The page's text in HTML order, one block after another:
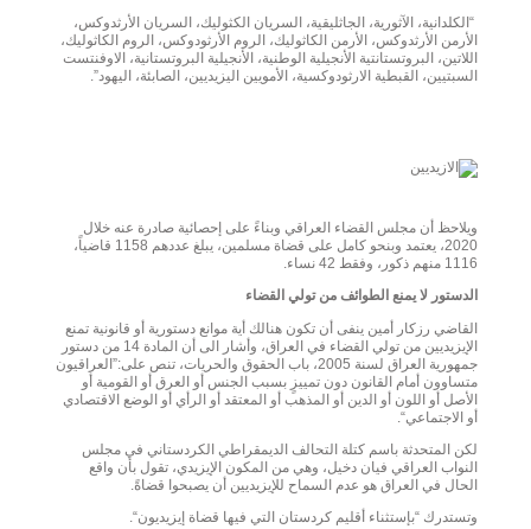
“الكلدانية، الآثورية، الجاثليقية، السريان الكثوليك، السريان الأرثدوكس،
الأرمن الأرثدوكس، الأرمن الكاثوليك، الروم الأرثودوكس، الروم الكاثوليك،
اللاتين، البروتستانتية الأنجيلية الوطنية، الأنجيلية البروتستانية، الاوفنتست
السبتيين، القبطية الارثودوكسية، الأمويين اليزيديين، الصابئة، اليهود”.
ويلاحظ أن مجلس القضاء العراقي وبناءً على إحصائية صادرة عنه خلال
2020، يعتمد وبنحو كامل على قضاة مسلمين، يبلغ عددهم 1158 قاضياً،
1116 منهم ذكور، وفقط 42 نساء.
الدستور لا يمنع الطوائف من تولي القضاء
القاضي رزكار أمين ينفى أن تكون هنالك أية موانع دستورية أو قانونية تمنع
الإيزيديين من تولي القضاء في العراق، وأشار الى أن المادة 14 من دستور
جمهورية العراق لسنة 2005، باب الحقوق والحريات، تنص على:”العراقيون
متساوون أمام القانون دون تمييزٍ بسبب الجنس أو العرق أو القومية أو
الأصل أو اللون أو الدين أو المذهب أو المعتقد أو الرأي أو الوضع الاقتصادي
أو الاجتماعي“.
لكن المتحدثة باسم كتلة التحالف الديمقراطي الكردستاني في مجلس
النواب العراقي فيان دخيل، وهي من المكون الإيزيدي، تقول بأن واقع
الحال في العراق هو عدم السماح للإيزيديين أن يصبحوا قضاةً.
وتستدرك “بإستثناء أقليم كردستان التي فيها قضاة إيزيديون“.